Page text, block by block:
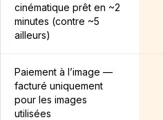
cinématique prêt en ~2
minutes (contre ~5
ailleurs)
Paiement à l’image —
facturé uniquement
pour les images
utilisées